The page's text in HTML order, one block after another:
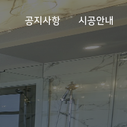
공지사항 시공안내